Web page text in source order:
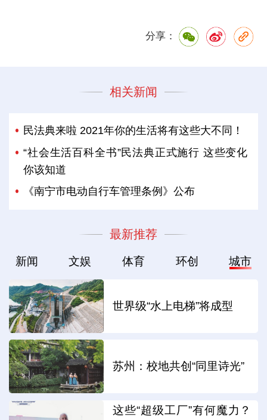
分享：
相关新闻
民法典来啦 2021年你的生活将有这些大不同！
“社会生活百科全书”民法典正式施行 这些变化
你该知道
《南宁市电动自行车管理条例》公布
最新推荐
新闻 文娱 体育 环创 城市
世界级“水上电梯”将成型
苏州：校地共创“同里诗光”
这些“超级工厂”有何魔力？